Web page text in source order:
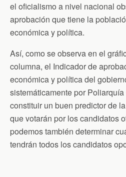
l
y
el oficialismo a nivel nacional
aprobación que tiene la
económica y política.
Así, como se observa en el
columna, el Indicador de
económica y política del
sistemáticamente por
constituir un buen predictor de
que votarán por los candidatos
podemos también determinar
tendrán todos los candidatos